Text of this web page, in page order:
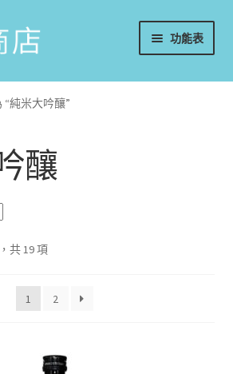
功能表
“純米大吟釀”
釀
共 19 項
1 2